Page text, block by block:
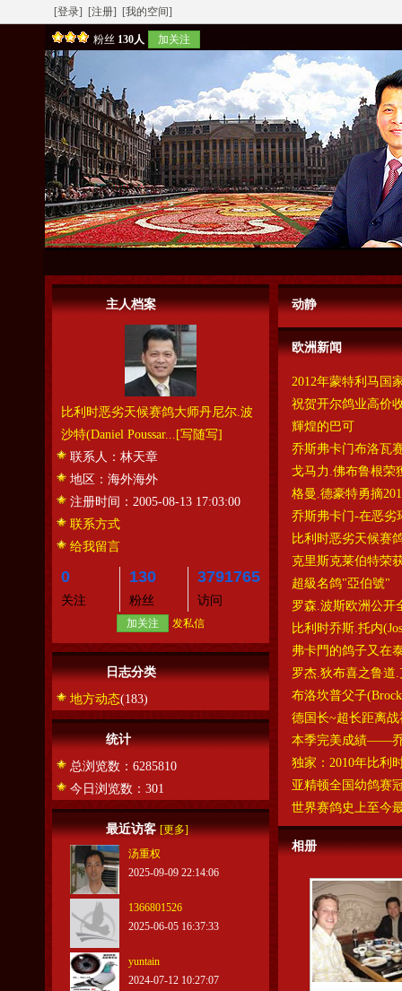
[登录] [注册] [我的空间]
粉丝 130人 加关注
主人档案
比利时恶劣天候赛鸽大师丹尼尔.波
沙特(Daniel Poussar... [写随写]
联系人： 林天章
地区： 海外海外
注册时间： 2005-08-13 17:03:00
联系方式
给我留言
0
关注
130
粉丝
3791765
访问
加关注 发私信
日志分类
地方动态(183)
统计
总浏览数：6285810
今日浏览数：301
最近访客[更多]
汤重权
2025-09-09 22:14:06
1366801526
2025-06-05 16:37:33
yuntain
2024-07-12 10:27:07
动静
欧洲新闻
2012年蒙特利马国
祝贺开尔鸽业高价
輝煌的巴可
乔斯弗卡门布洛瓦
戈马力.佛布鲁根荣
格曼.德豪特勇摘
乔斯弗卡门-在恶劣
比利时恶劣天候赛
克里斯克莱伯特荣
超級名鸽"亞伯號"
罗森.波斯欧洲公开
比利时乔斯.托内
弗卡門的鸽子又在
罗杰.狄布喜之鲁道
布洛坎普父子
德国长~超长距离
本季完美成績——
独家：2010年比利
亚精顿全国幼鸽赛
世界赛鸽史上至今
相册